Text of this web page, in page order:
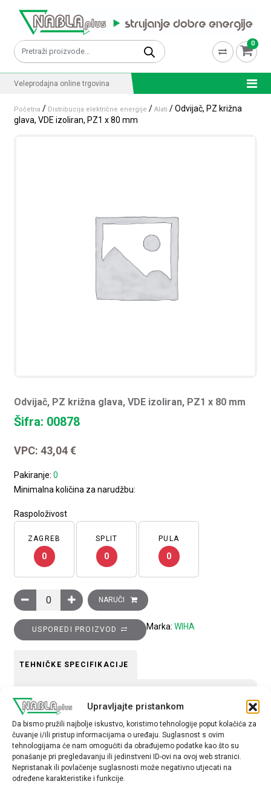
Upravljajte pristankom
Da bismo pružili najbolje iskustvo, koristimo tehnologije poput kolačića za
čuvanje i/ili pristup informacijama o uređaju. Suglasnost s ovim
tehnologijama će nam omogućiti da obrađujemo podatke kao što su
ponašanje pri pregledavanju ili jedinstveni ID-ovi na ovoj web stranici.
Nepristanak ili povlačenje suglasnosti može negativno utjecati na
određene karakteristike i funkcije.
Pretraži: 0
Veleprodajna online trgovina
Početna / Distribucija električne energije /Alati / Odvijač, PZ križna
glava, VDE izoliran, PZ1 x 80 mm
Odvijač, PZ križna glava, VDE izoliran, PZ1 x 80 mm
Šifra: 00878
VPC:43,04€
Pakiranje:0
Minimalna količina za narudžbu:
Raspoloživost
ZAGREB
0
SPLIT
0
PULA
0
Odvijač, PZ križna glava, VDE izoliran, PZ1 x 80 mm količina
NARUČI
USPOREDI PROIZVOD Marka: WIHA
TEHNIČKE SPECIFIKACIJE
materijal
metal